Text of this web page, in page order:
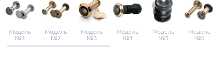
Модель
№1
Модель
№2
Модель
№3
Модель
№4
Модель
№5
Модель
№6